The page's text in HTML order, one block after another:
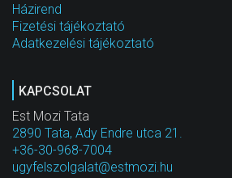
Házirend
Fizetési tájékoztató
Adatkezelési tájékoztató
KAPCSOLAT
Est Mozi Tata
2890 Tata, Ady Endre utca 21.
+36-30-968-7004
ugyfelszolgalat@estmozi.hu